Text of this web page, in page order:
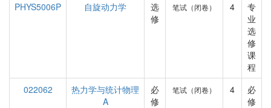
PHYS5006P
自旋动力学
选
修
笔试（闭卷） 4
专
业
选
修
课
程
022062
热力学与统计物理
A
必
修
笔试（闭卷） 4
必
修